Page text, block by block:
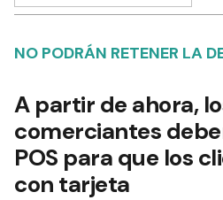
NO PODRÁN RETENER LA
A partir de ahora,
comerciantes
POS para que los
con tarjeta